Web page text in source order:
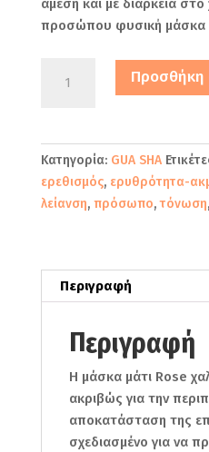
άμεση και με διάρκεια
προσώπου φυσική
Προσθήκη
Κατηγορία: GUA SHA
ερεθισμός, ερυθρότητα-
λείανση, πρόσωπο,τόνωση,
Περιγραφή
Περιγραφή
Η μάσκα μάτι Rose
ακριβώς για την
αποκατάσταση της
σχεδιασμένο για να